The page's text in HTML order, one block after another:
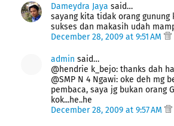
Dameydra Jaya said…
sayang kita tidak orang gunung
sukses dan makasih udah
December 28, 2009 at 9:51 AM
admin said…
@hendrie k_bejo: thanks dah
@SMP N 4 Ngawi: oke deh mg
pembaca, saya jg bukan orang
kok...he..he
December 28, 2009 at 9:57 AM